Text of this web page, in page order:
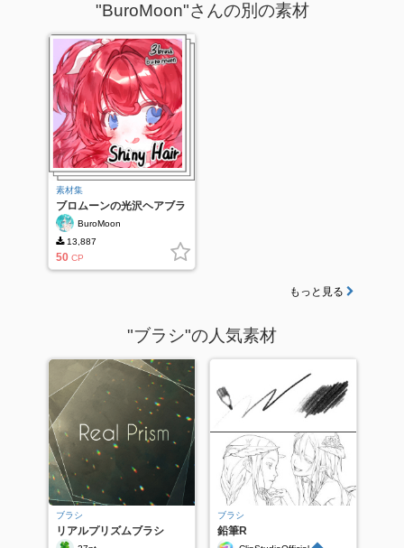
"BuroMoon"さんの別の素材
素材集
ブロムーンの光沢ヘアブラ
シセットBuroMoon
13,887
50 CP
もっと見る
"ブラシ"の人気素材
ブラシ
リアルプリズムブラシ
ブラシ
鉛筆R